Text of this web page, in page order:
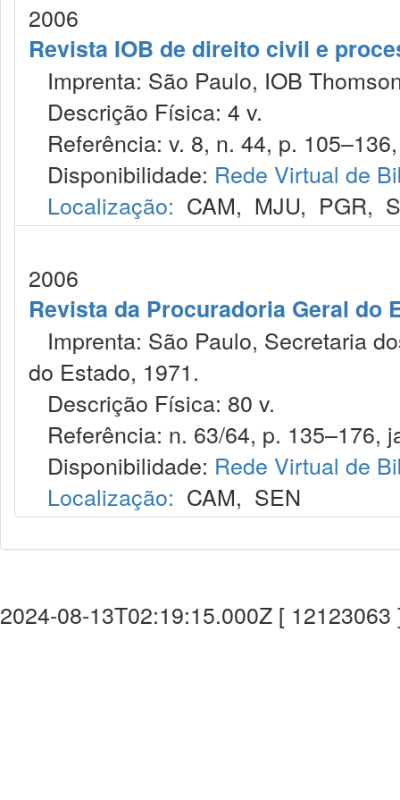
2006
Revista IOB de direito civil e
Imprenta: São Paulo, IOB
Descrição Física: 4 v.
Referência: v. 8, n. 44, p.
Disponibilidade: Rede Virtual de
Localização: CAM, MJU, PGR,
2006
Revista da Procuradoria Geral do
Imprenta: São Paulo, Secretaria
do Estado, 1971.
Descrição Física: 80 v.
Referência: n. 63/64, p. 135–176,
Disponibilidade: Rede Virtual de
Localização: CAM, SEN
2024-08-13T02:19:15.000Z [ 12123063